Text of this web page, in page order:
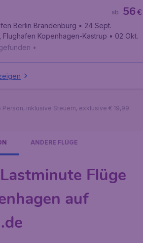
€
56
ab
Berlin Brandenburg • 24 Sept.
Flughafen Kopenhagen-Kastrup • 02 Okt.
•
inklusive Steuern, exklusive € 19,99
ANDERE FLÜGE
Flüge
auf